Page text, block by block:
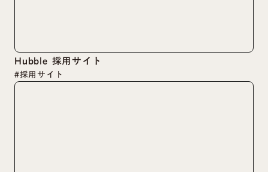
Hubble 採用サイト
#採用サイト